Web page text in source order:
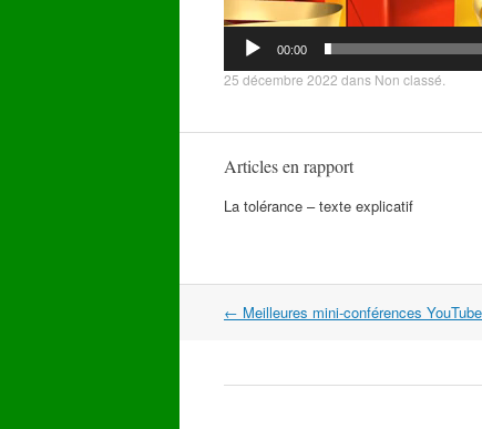
00:00
25 décembre 2022 dans Non classé
Articles en rapport
La tolérance – texte explicatif
Navigation
← Meilleures mini-conférences